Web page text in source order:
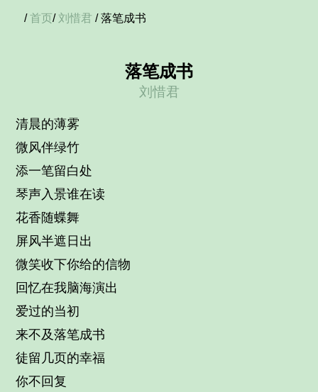
/首页/刘惜君 / 落笔成书
落笔成书
刘惜君
清晨的薄雾
微风伴绿竹
添一笔留白处
琴声入景谁在读
花香随蝶舞
屏风半遮日出
微笑收下你给的信物
回忆在我脑海演出
爱过的当初
来不及落笔成书
徒留几页的幸福
你不回复